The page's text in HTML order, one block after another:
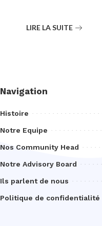
LIRE LA SUITE
Navigation
Histoire
Notre Equipe
Nos Community Head
Notre Advisory Board
Ils parlent de nous
Politique de confidentialité